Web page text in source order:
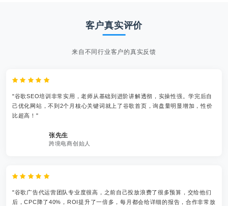
客户真实评价
来自不同行业客户的真实反馈
"谷歌SEO培训非常实用，老师从基础到进阶讲解透彻，实操性强。学完后自
己优化网站，不到2个月核心关键词就上了谷歌首页，询盘量明显增加，性价
比超高！"
张先生
跨境电商创始人
"谷歌广告代运营团队专业度很高，之前自己投放浪费了很多预算，交给他们
后，CPC降了40%，ROI提升了一倍多，每月都会给详细的报告，合作非常放